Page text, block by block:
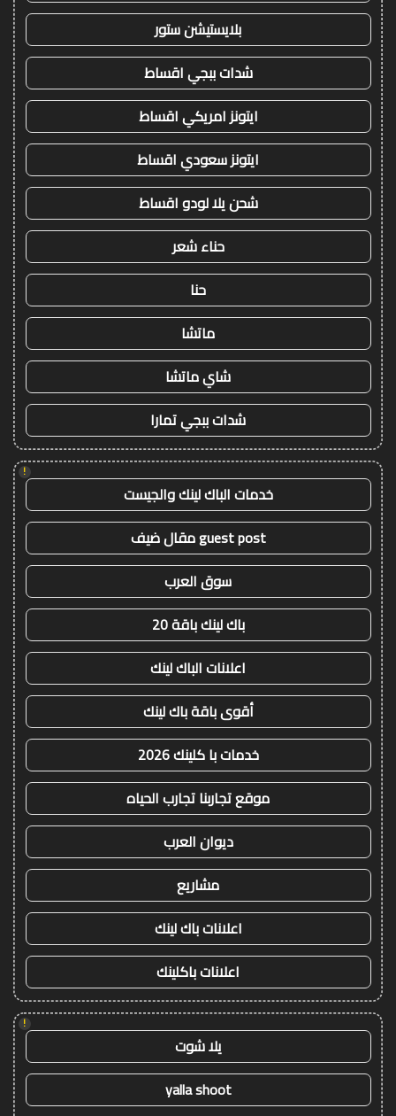
بلايستيشن ستور
شدات ببجي اقساط
ايتونز امريكي اقساط
ايتونز سعودي اقساط
شحن يلا لودو اقساط
حناء شعر
حنا
ماتشا
شاي ماتشا
شدات ببجي تمارا
!
خدمات الباك لينك والجيست
guest post مقال ضيف
سوق العرب
باك لينك باقة 20
اعلانات الباك لينك
أقوى باقة باك لينك
خدمات با كلينك 2026
موقع تجاربنا تجارب الحياه
ديوان العرب
مشاريع
اعلانات باك لينك
اعلانات باكلينك
!
يلا شوت
yalla shoot